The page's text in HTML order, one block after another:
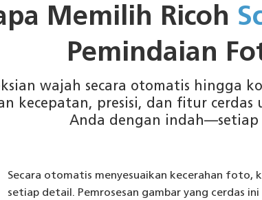
Memilih Ricoh
Pemindaian
wajah secara otomatis hingga
kecepatan, presisi, dan fitur
Anda dengan indah—setiap
Secara otomatis menyesuaikan kecerahan foto,
setiap detail. Pemrosesan gambar yang cerdas